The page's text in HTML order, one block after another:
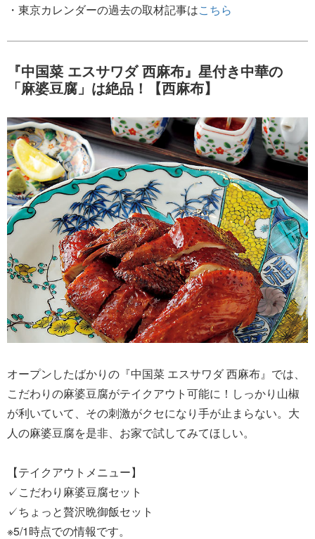
・東京カレンダーの過去の取材記事はこちら
『中国菜 エスサワダ 西麻布』星付き中華の
「麻婆豆腐」は絶品！【西麻布】
オープンしたばかりの『中国菜 エスサワダ 西麻布』では、
こだわりの麻婆豆腐がテイクアウト可能に！しっかり山椒
が利いていて、その刺激がクセになり手が止まらない。大
人の麻婆豆腐を是非、お家で試してみてほしい。
【テイクアウトメニュー】
✓こだわり麻婆豆腐セット
✓ちょっと贅沢晩御飯セット
※5/1時点での情報です。